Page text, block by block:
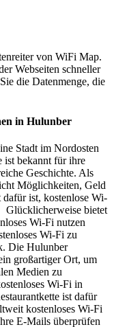
von WiFi Map.
Webseiten schneller
die Datenmenge, die
in Hulunber
Stadt im Nordosten
ist bekannt für ihre
Geschichte. Als
Möglichkeiten, Geld
ist, kostenlose Wi-
Glücklicherweise bietet
Wi-Fi nutzen
Wi-Fi zu
Die Hulunber
großartiger Ort, um
Medien zu
Wi-Fi in
ist dafür
kostenloses Wi-Fi
E-Mails überprüfen